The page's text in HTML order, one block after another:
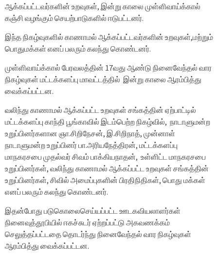
ஆக்கப்பட்டவர்களின் உறவுகள், இன்று காலை முள்ளிவாய்க்கால்
கஞ்சி வழங்கும் செயற்பாடுகளில் ஈடுபட்டனர்.
இந்த நிகழ்வுகளில் காணாமல் ஆக்கப்பட்டவர்களின் உறவுகள்,மற்றும்
பொதுமக்கள் எனப் பலரும் கலந்து கொண்டனர்.
முள்ளிவாய்க்கால் பேரவலத்தின் 17வது ஆண்டு நினைவேந்தல் வார
நிகழ்வுகள் மட்டக்களப்பு மாவட்டத்தில் இன்று காலை ஆரம்பித்து
வைக்கப்பட்டன.
வலிந்து காணாமல் ஆக்கப்பட்ட உறவுகள் சங்கத்தின் ஏற்பாட்டில்
மட்டக்களப்பு காந்தி பூங்காவில் இடம்பெற்ற நிகழ்வில், நாடாளுமன்ற
உறுப்பினர்களான ஞா.சிறிநேசன், இ.சிறிநாத், முன்னாள்
நாடாளுமன்ற உறுப்பினர் பா.அரியநேத்திரன், மட்டக்களப்பு
மாநகரசபை முதல்வர் சிவம் பாக்கியநாதன், உள்ளிட்ட மாநகரசபை
உறுப்பினர்கள், வலிந்து காணாமல் ஆக்கப்பட்ட உறவுகள் சங்கத்தின்
உறுப்பினர்கள், சிவில் அமைப்புகளின் பிரதிநிதிகள், பொது மக்கள்
எனப் பலரும் கலந்து கொண்டனர்.
இதன்போது படுகொலைசெய்யப்பட்ட ஊடகவியலாளர்கள்
நினைவுத்தூபியில் ஈகச்சுடர் ஏற்றப்பட்டு அகவணக்கம்
செலுத்தப்பட்டதை தொடர்ந்து நினைவேந்தல் வார நிகழ்வுகள்
ஆரம்பித்து வைக்கப்பட்டன.